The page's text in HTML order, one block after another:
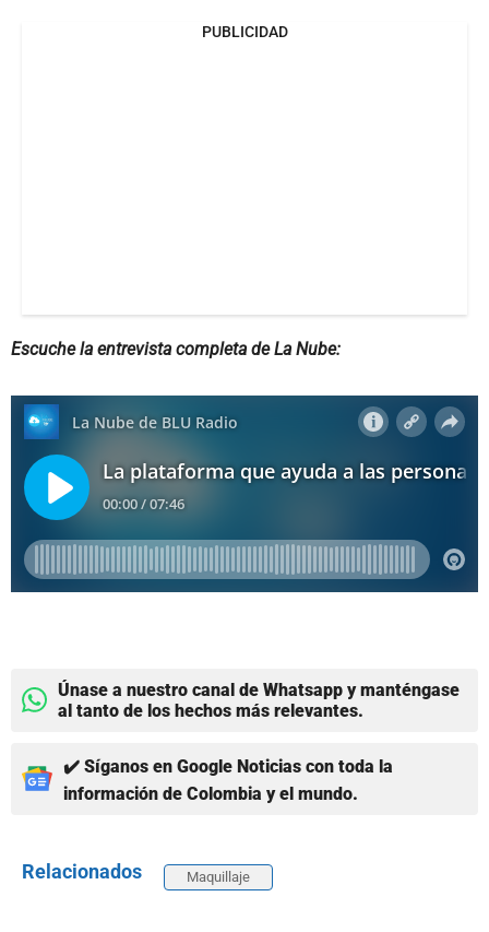
PUBLICIDAD
Escuche la entrevista completa de La Nube:
Únase a nuestro canal de Whatsapp y manténgase
al tanto de los hechos más relevantes.
✔️ Síganos en Google Noticias con toda la
información de Colombia y el mundo.
Relacionados Maquillaje